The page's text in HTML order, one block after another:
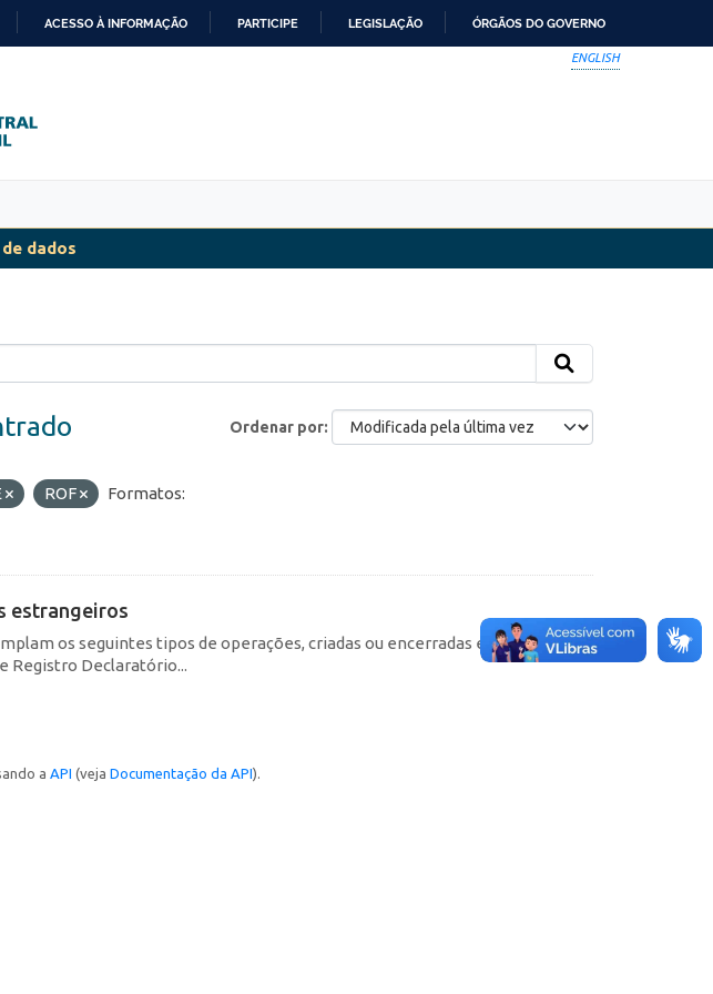
ACESSO À INFORMAÇÃO PARTICIPE LEGISLAÇÃO ÓRGÃOS DO GOVERNO
ENGLISH
dados
Ordenar por
ROF
Formatos:
estrangeiros
os seguintes tipos de operações, criadas ou encerradas em cada
Registro Declaratório...
a API (veja Documentação da API).